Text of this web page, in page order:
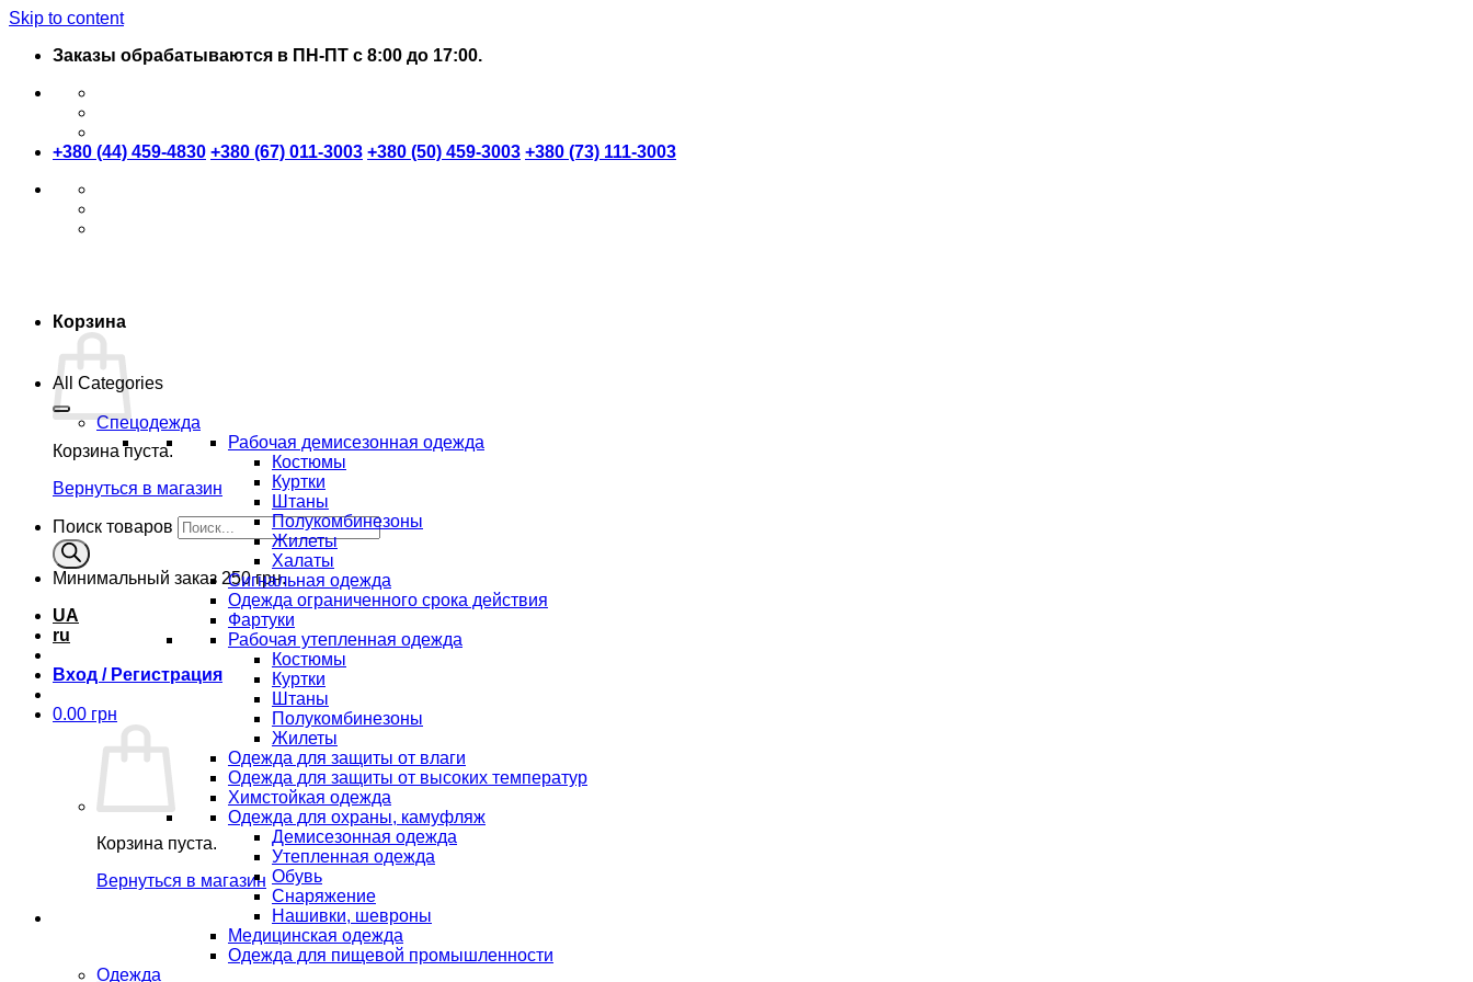
Skip to content
Заказы обрабатываются в ПН-ПТ с 8:00 до 17:00.
+380 (44) 459-4830 +380 (67) 011-3003 +380 (50) 459-3003 +380 (73) 111-3003
Корзина
Корзина пуста.
Вернуться в магазин
Поиск товаров
Минимальный заказ 250 грн.
UA
ru
Вход / Регистрация
0.00 грн
Корзина пуста.
Вернуться в магазин
All Categories
Спецодежда
Рабочая демисезонная одежда
Костюмы
Куртки
Штаны
Полукомбинезоны
Жилеты
Халаты
Сигнальная одежда
Одежда ограниченного срока действия
Фартуки
Рабочая утепленная одежда
Костюмы
Куртки
Штаны
Полукомбинезоны
Жилеты
Одежда для защиты от влаги
Одежда для защиты от высоких температур
Химстойкая одежда
Одежда для охраны, камуфляж
Демисезонная одежда
Утепленная одежда
Обувь
Снаряжение
Нашивки, шевроны
Медицинская одежда
Одежда для пищевой промышленности
Одежда